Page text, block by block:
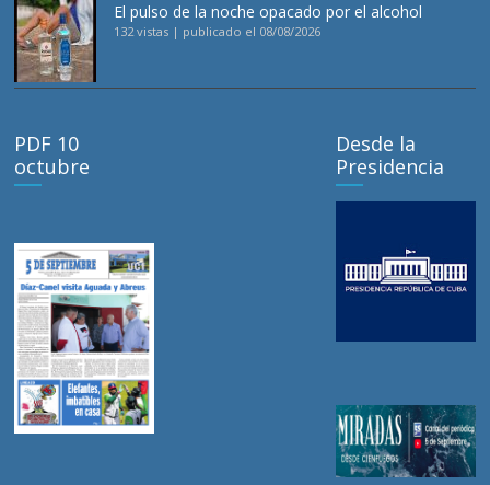
El pulso de la noche opacado por el alcohol
132 vistas | publicado el 08/08/2026
PDF 10
octubre
Desde la
Presidencia